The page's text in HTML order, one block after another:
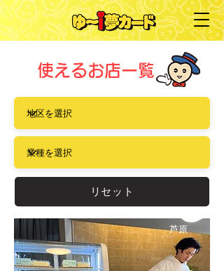
使えるお店一覧
リセット
芦原